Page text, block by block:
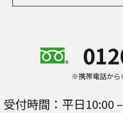
※携帯電話から
受付時間：平日10:00